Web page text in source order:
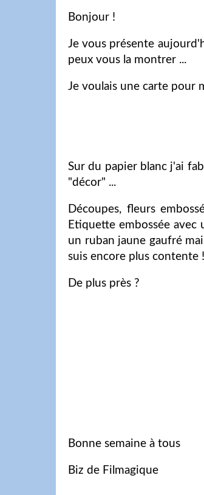
Bonjour !
Je vous présente
peux vous la montrer ...
Je voulais une carte pour
Sur du papier blanc j'ai
"décor" ...
Découpes, fleurs
Etiquette embossée
un ruban jaune gaufré
suis encore plus contente !
De plus près ?
Bonne semaine à tous
Biz de Filmagique